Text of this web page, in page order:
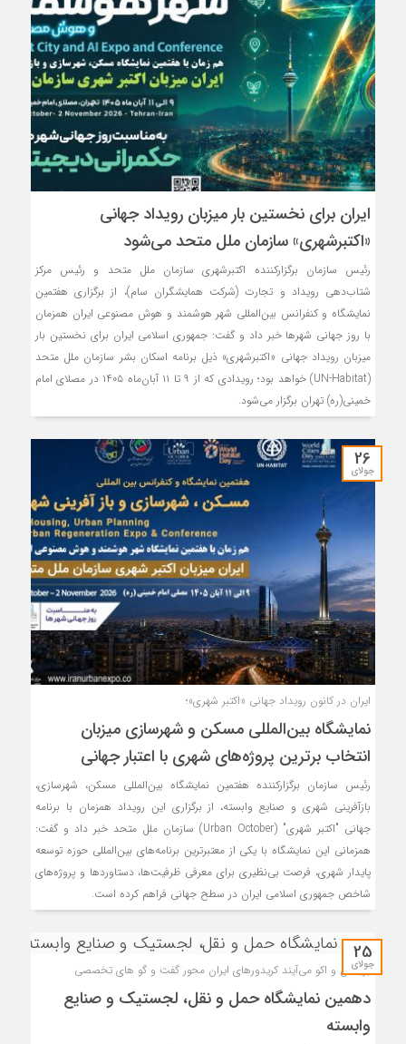
ایران برای نخستین بار میزبان رویداد جهانی
«اکتبرشهری» سازمان ملل متحد می‌شود
رئیس سازمان برگزارکننده اکتبرشهری سازمان ملل متحد و رئیس مرکز
شتاب‌دهی رویداد و تجارت (شرکت همایشگران سام)، از برگزاری هفتمین
نمایشگاه و کنفرانس بین‌المللی شهر هوشمند و هوش مصنوعی ایران همزمان
با روز جهانی شهرها خبر داد و گفت: جمهوری اسلامی ایران برای نخستین بار
میزبان رویداد جهانی «اکتبرشهری» ذیل برنامه اسکان بشر سازمان ملل متحد
(UN-Habitat) خواهد بود؛ رویدادی که از ۹ تا ۱۱ آبان‌ماه ۱۴۰۵ در مصلای امام
خمینی(ره) تهران برگزار می‌شود.
26
جولای
ایران در کانون رویداد جهانی «اکتبر شهری»؛
نمایشگاه بین‌المللی مسکن و شهرسازی میزبان
انتخاب برترین پروژه‌های شهری با اعتبار جهانی
رئیس سازمان برگزارکننده هفتمین نمایشگاه بین‌المللی مسکن، شهرسازی،
بازآفرینی شهری و صنایع وابسته، از برگزاری این رویداد همزمان با برنامه
جهانی "اکتبر شهری" (Urban October) سازمان ملل متحد خبر داد و گفت:
همزمانی این نمایشگاه با یکی از معتبرترین برنامه‌های بین‌المللی حوزه توسعه
پایدار شهری، فرصت بی‌نظیری برای معرفی ظرفیت‌ها، دستاوردها و پروژه‌های
شاخص جمهوری اسلامی ایران در سطح جهانی فراهم کرده است.
25
جولای
بریکس و اکو می‌آیند کریدورهای ایران محور گفت و گو های تخصصی
دهمین نمایشگاه حمل و نقل، لجستیک و صنایع
وابسته